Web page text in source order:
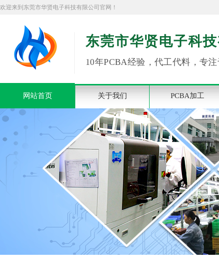
欢迎来到东莞市华贤电子科技有限公司官网！
东莞市华贤电子科
10年PCBA经验，代工代料，专
网站首页 关于我们 PCBA加工